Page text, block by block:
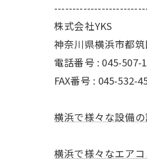
株式会社YKS
神奈川県横浜市都
電話番号 : 045-507-
FAX番号 : 045-532-
横浜で様々な設備
横浜で様々なエア